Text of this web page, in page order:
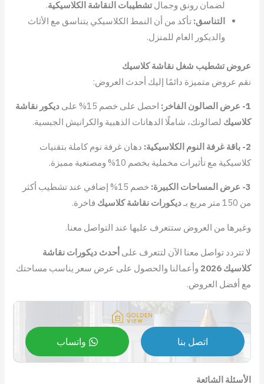
لضمان رونق وجمالتشطيبات النقاشة الكلاسيكية.
التناسق: تأكد من أن النمط الكلاسيكي يتناسق مع الأثاث
والديكور العام للمنزل.
عروض تشطيب شغل نقاشة كلاسيك
نقم عروض متميزة دائمًا إليك أحدث العروض:
1- عرض الصالون الفاخر: احصل على خصم 15% على
ديكور نقاشة
كلاسيك لصالونك، شاملًا الدهانات الذهبية والكرانيش الجبسية.
2- باقة غرفة النوم الكلاسيكية:
دهان غرفة نوم كاملة بتقنيات
كلاسيكية مع تأثيرات مخملية بخصم 10% ومصنعية مميزة.
3- عرض المساحات الكبيرة:
خصم 15% إضافي عند تشطيب أكثر
من 150 متر مربع بـ
ديكورات نقاشة كلاسيك فاخرة.
وغيرها من العروض ستتعرف عليها عند التواصل معنا.
لا تتردد تواصل معنا الآن لتتعرف علىأحدث ديكورات نقاشة
كلاسيك2026 وأعمالنا والحصول على عرض سعر يناسب مساحتك
مع أفضل العروض.
اتصل بنا واتساب
الأسئلة الشائعة